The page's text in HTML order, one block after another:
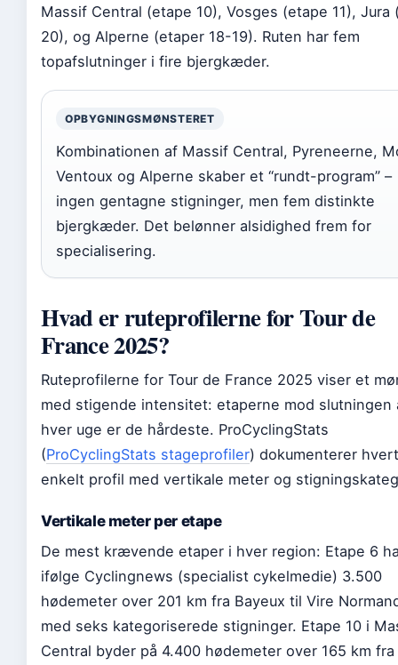
Massif Central (etape 10), Vosges (etape 11), Jura
20), og Alperne (etaper 18-19). Ruten har fem
topafslutninger i fire bjergkæder.
OPBYGNINGSMØNSTERET
Kombinationen af Massif Central, Pyreneerne,
Ventoux og Alperne skaber et “rundt-program” –
ingen gentagne stigninger, men fem distinkte
bjergkæder. Det belønner alsidighed frem for
specialisering.
Hvad er ruteprofilerne for Tour de
France 2025?
Ruteprofilerne for Tour de France 2025 viser et
med stigende intensitet: etaperne mod slutningen
hver uge er de hårdeste. ProCyclingStats
(ProCyclingStats stageprofiler) dokumenterer hvert
enkelt profil med vertikale meter og
Vertikale meter per etape
De mest krævende etaper i hver region: Etape 6
ifølge Cyclingnews (specialist cykelmedie) 3.500
hødemeter over 201 km fra Bayeux til Vire
med seks kategoriserede stigninger. Etape 10 i
Central byder på 4.400 hødemeter over 165 km fra